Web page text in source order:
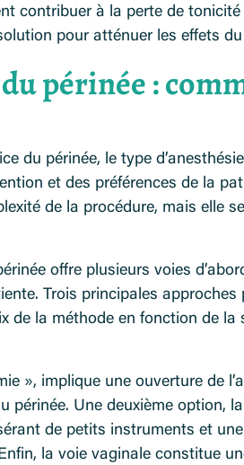
contribuer à la perte de tonicité
pour atténuer les effets
périnée :
du périnée, le type
et des préférences de la
de la procédure, mais elle
offre plusieurs voies
Trois principales approches
de la méthode en fonction de la
», implique une ouverture de
périnée. Une deuxième option,
de petits instruments et
la voie vaginale constitue